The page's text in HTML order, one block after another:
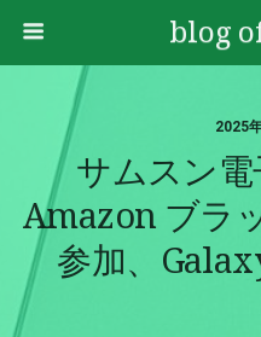
blog
2025
サムスン
Amazon ブラ
参加、